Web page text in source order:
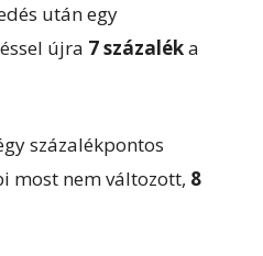
után egy
újra 7 százaléka
százalékpontos
most nem változott, 8